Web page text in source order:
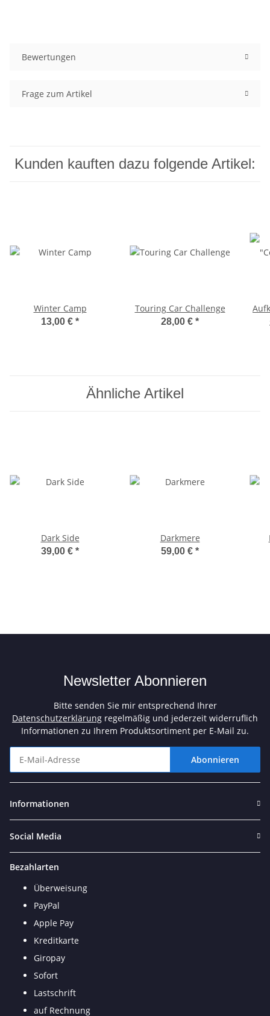
Bewertungen
Frage zum Artikel
Kunden kauften dazu folgende Artikel:
Winter Camp
13,00 € *
Touring Car Challenge
28,00 € *
Ähnliche Artikel
Dark Side
39,00 € *
Darkmere
59,00 € *
Newsletter Abonnieren
Bitte senden Sie mir entsprechend Ihrer
Datenschutzerklärung regelmäßig und jederzeit widerruflich
Informationen zu Ihrem Produktsortiment per E-Mail zu.
Abonnieren
Informationen
Social Media
Bezahlarten
Überweisung
PayPal
Apple Pay
Kreditkarte
Giropay
Sofort
Lastschrift
auf Rechnung